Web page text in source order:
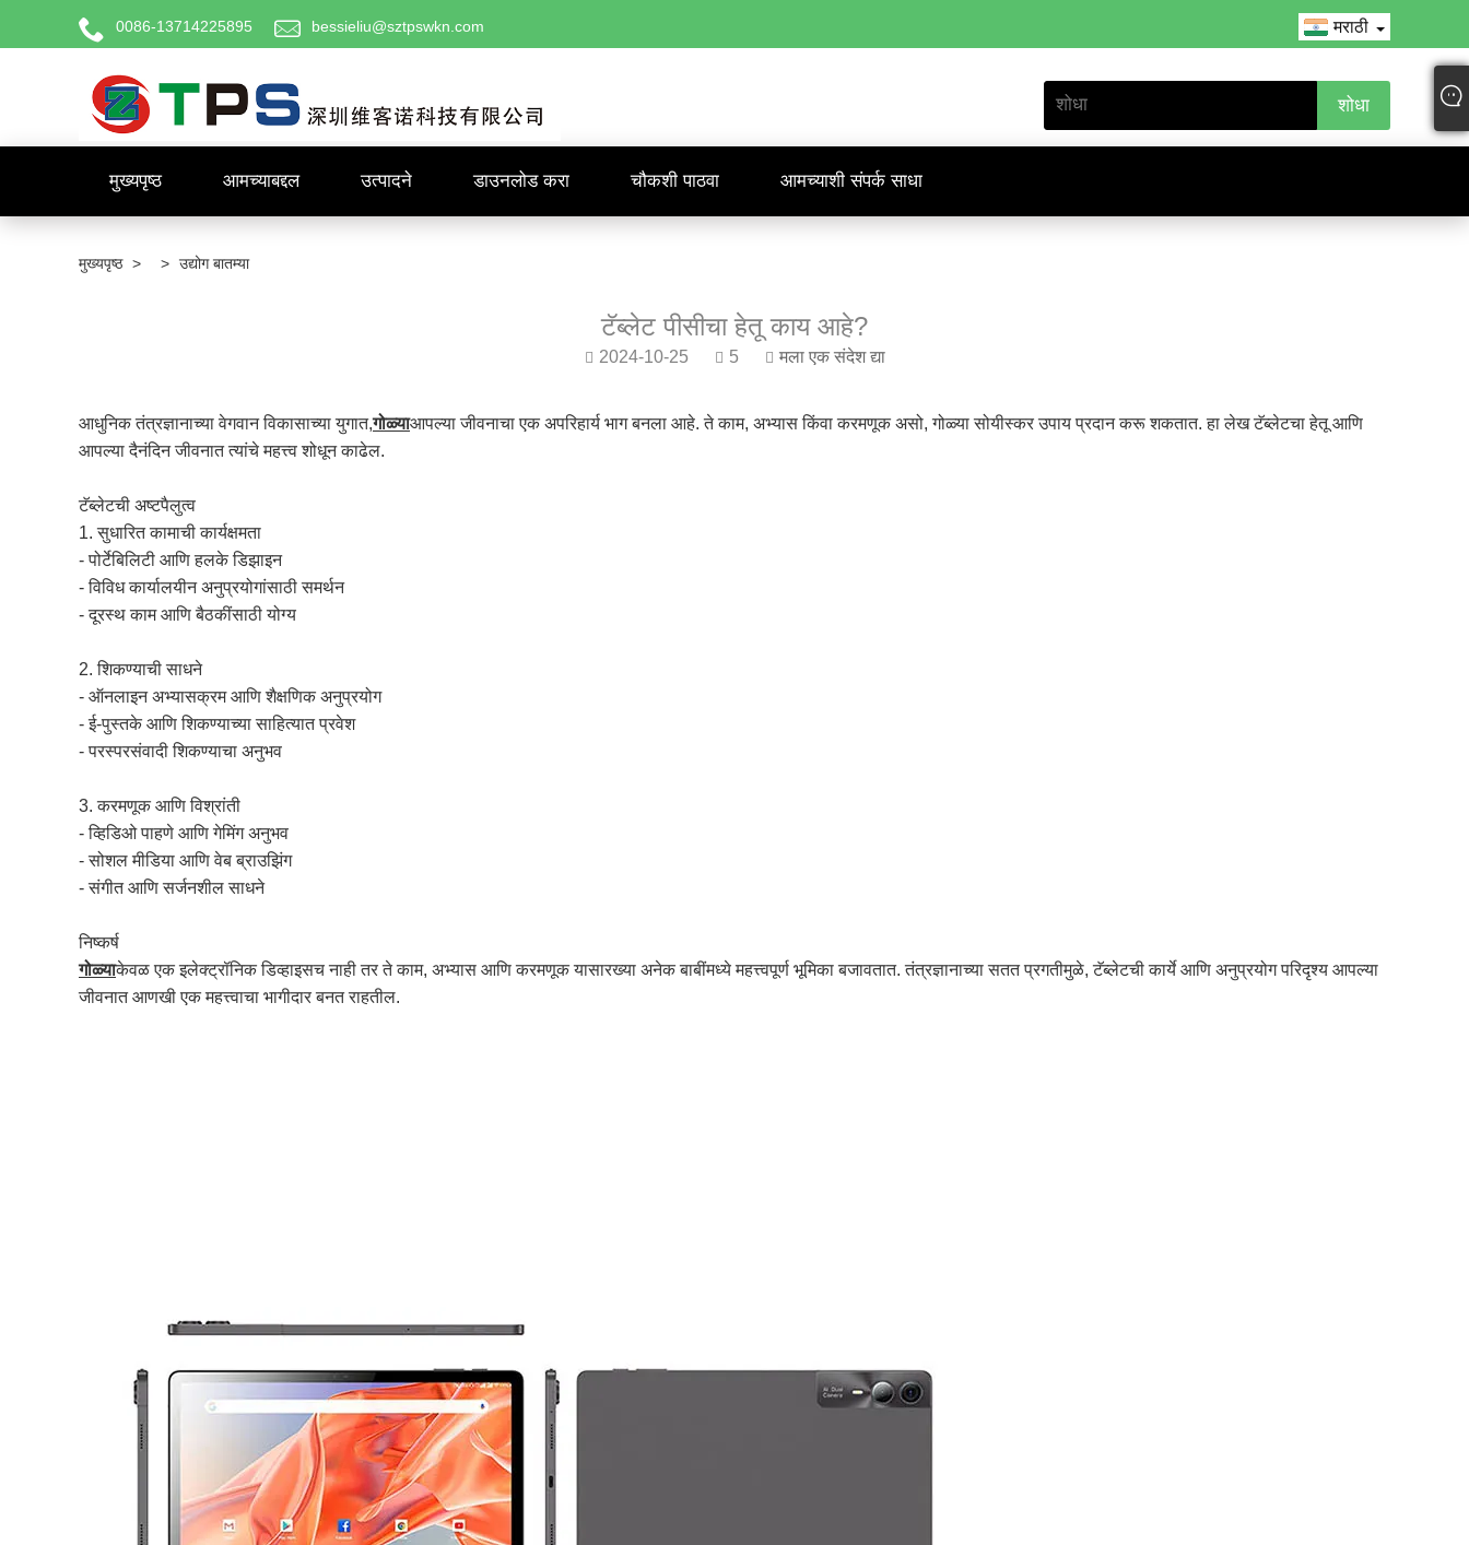
0086-13714225895 bessieliu@sztpswkn.com मराठी
मुख्यपृष्ठ आमच्याबद्दल उत्पादने डाउनलोड करा चौकशी पाठवा आमच्याशी संपर्क साधा
मुख्यपृष्ठ > > उद्योग बातम्या
टॅब्लेट पीसीचा हेतू काय आहे?
2024-10-25 5 मला एक संदेश द्या
आधुनिक तंत्रज्ञानाच्या वेगवान विकासाच्या युगात,गोळ्याआपल्या जीवनाचा एक अपरिहार्य भाग बनला आहे. ते काम, अभ्यास किंवा करमणूक असो, गोळ्या सोयीस्कर उपाय प्रदान करू शकतात. हा लेख टॅब्लेटचा हेतू आणि
आपल्या दैनंदिन जीवनात त्यांचे महत्त्व शोधून काढेल.
टॅब्लेटची अष्टपैलुत्व
1. सुधारित कामाची कार्यक्षमता
- पोर्टेबिलिटी आणि हलके डिझाइन
- विविध कार्यालयीन अनुप्रयोगांसाठी समर्थन
- दूरस्थ काम आणि बैठकींसाठी योग्य
2. शिकण्याची साधने
- ऑनलाइन अभ्यासक्रम आणि शैक्षणिक अनुप्रयोग
- ई-पुस्तके आणि शिकण्याच्या साहित्यात प्रवेश
- परस्परसंवादी शिकण्याचा अनुभव
3. करमणूक आणि विश्रांती
- व्हिडिओ पाहणे आणि गेमिंग अनुभव
- सोशल मीडिया आणि वेब ब्राउझिंग
- संगीत आणि सर्जनशील साधने
निष्कर्ष
गोळ्याकेवळ एक इलेक्ट्रॉनिक डिव्हाइसच नाही तर ते काम, अभ्यास आणि करमणूक यासारख्या अनेक बाबींमध्ये महत्त्वपूर्ण भूमिका बजावतात. तंत्रज्ञानाच्या सतत प्रगतीमुळे, टॅब्लेटची कार्ये आणि अनुप्रयोग परिदृश्य आपल्या
जीवनात आणखी एक महत्त्वाचा भागीदार बनत राहतील.